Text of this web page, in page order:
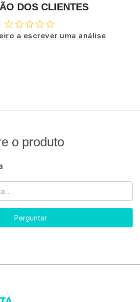
DOS CLIENTES
a escrever uma análise
o produto
Perguntar